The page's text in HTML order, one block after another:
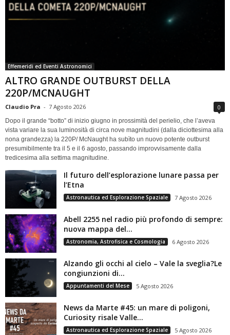
Effemeridi ed Eventi Astronomici
ALTRO GRANDE OUTBURST DELLA
220P/MCNAUGHT
Claudio Pra - 7 Agosto 2026 0
Dopo il grande “botto” di inizio giugno in prossimità del perielio, che l’aveva
vista variare la sua luminosità di circa nove magnitudini (dalla diciottesima alla
nona grandezza) la 220P/ McNaught ha subìto un nuovo potente outburst
presumibilmente tra il 5 e il 6 agosto, passando improvvisamente dalla
tredicesima alla settima magnitudine.
Il futuro dell’esplorazione lunare passa per
l’Etna
Astronautica ed Esplorazione Spaziale 7 Agosto 2026
Abell 2255 nel radio più profondo di sempre:
nuova mappa del...
Astronomia, Astrofisica e Cosmologia 6 Agosto 2026
Alzando gli occhi al cielo – Vale la sveglia?Le
congiunzioni di...
Appuntamenti del Mese 5 Agosto 2026
News da Marte #45: un mare di poligoni,
Curiosity risale Valle...
Astronautica ed Esplorazione Spaziale 5 Agosto 2026